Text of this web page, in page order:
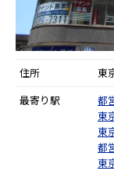
住所
東
最寄り駅
都
東
東
都
東